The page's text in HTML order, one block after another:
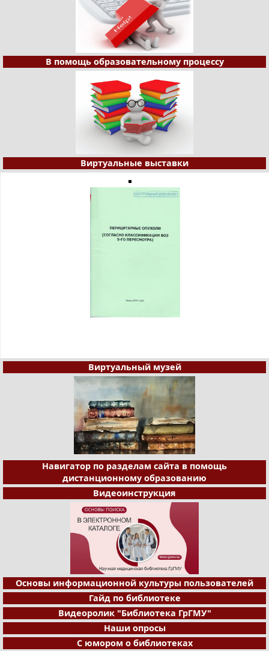
В помощь образовательному процессу
Виртуальные выставки
Виртуальный музей
Навигатор по разделам сайта в помощь
дистанционному образованию
Видеоинструкция
Основы информационной культуры пользователей
Гайд по библиотеке
Видеоролик "Библиотека ГрГМУ"
Наши опросы
С юмором о библиотеках